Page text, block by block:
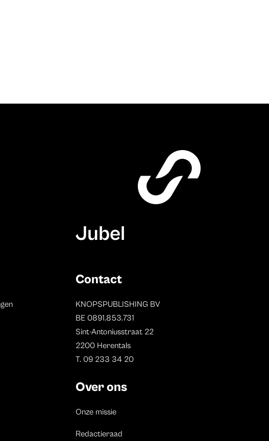
Jubel
Contact
KNOPSPUBLISHING BV
BE 0891.853.731
Sint-Antoniusstraat 22
2200 Herentals
T. 09 233 34 20
Over ons
Onze missie
Redactieraad